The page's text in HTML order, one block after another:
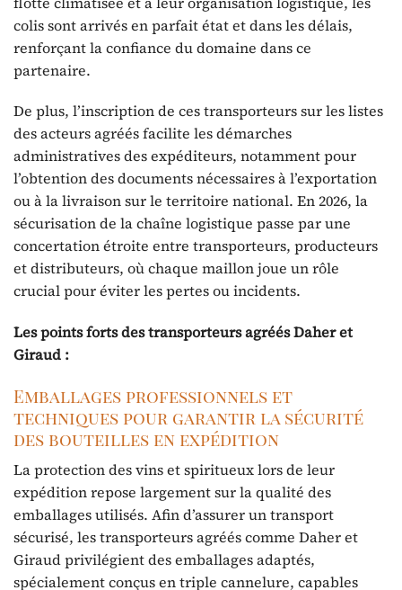
colis sont arrivés en parfait état et dans les délais,
renforçant la confiance du domaine dans ce
partenaire.
De plus, l’inscription de ces transporteurs sur les listes
des acteurs agréés facilite les démarches
administratives des expéditeurs, notamment pour
l’obtention des documents nécessaires à l’exportation
ou à la livraison sur le territoire national. En 2026, la
sécurisation de la chaîne logistique passe par une
concertation étroite entre transporteurs, producteurs
et distributeurs, où chaque maillon joue un rôle
crucial pour éviter les pertes ou incidents.
Les points forts des transporteurs agréés Daher et
Giraud :
Emballages professionnels et
techniques pour garantir la sécurité
des bouteilles en expédition
La protection des vins et spiritueux lors de leur
expédition repose largement sur la qualité des
emballages utilisés. Afin d’assurer un transport
sécurisé, les transporteurs agréés comme Daher et
Giraud privilégient des emballages adaptés,
spécialement conçus en triple cannelure, capables